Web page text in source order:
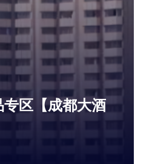
专区【成都大酒